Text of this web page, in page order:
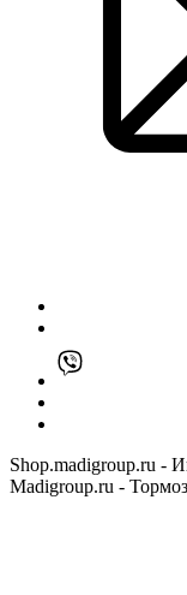
Shop.madigroup.ru -
Madigroup.ru -